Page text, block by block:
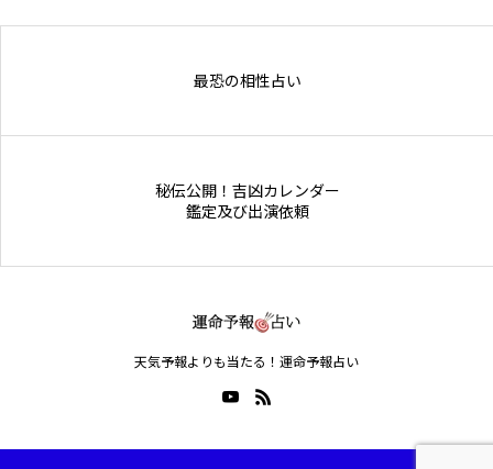
最恐の相性占い
秘伝公開！吉凶カレンダー
鑑定及び出演依頼
天気予報よりも当たる！運命予報占い